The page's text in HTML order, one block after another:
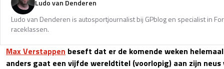
Ludo van Denderen
Ludo van Denderen is autosportjournalist bij GPblog en specialist in
raceklassen.
Max Verstappen beseft dat er de komende weken
anders gaat een vijfde wereldtitel (voorlopig) aan zijn neus